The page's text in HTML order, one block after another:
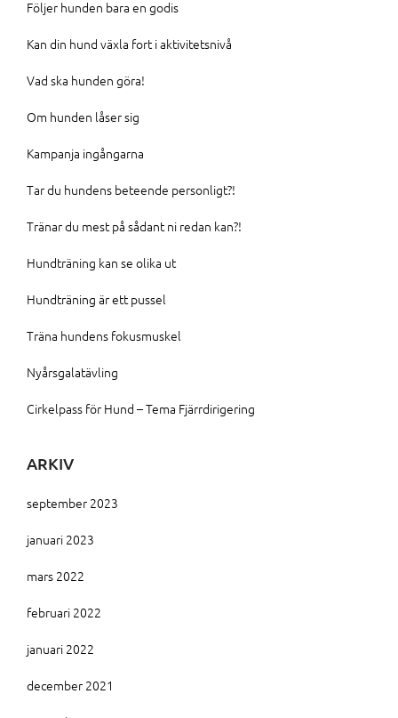
Följer hunden bara en godis
Kan din hund växla fort i aktivitetsnivå
Vad ska hunden göra!
Om hunden låser sig
Kampanja ingångarna
Tar du hundens beteende personligt?!
Tränar du mest på sådant ni redan kan?!
Hundträning kan se olika ut
Hundträning är ett pussel
Träna hundens fokusmuskel
Nyårsgalatävling
Cirkelpass för Hund – Tema Fjärrdirigering
ARKIV
september 2023
januari 2023
mars 2022
februari 2022
januari 2022
december 2021